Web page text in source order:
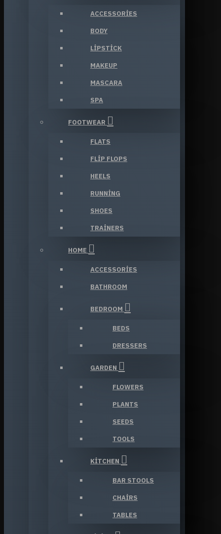
ACCESSORIES
BODY
LIPSTICK
MAKEUP
MASCARA
SPA
FOOTWEAR
FLATS
FLIP FLOPS
HEELS
RUNNING
SHOES
TRAINERS
HOME
ACCESSORIES
BATHROOM
BEDROOM
BEDS
DRESSERS
GARDEN
FLOWERS
PLANTS
SEEDS
TOOLS
KITCHEN
BAR STOOLS
CHAIRS
TABLES